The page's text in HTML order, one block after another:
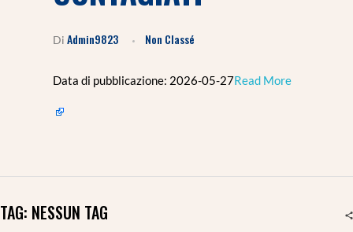
Di Admin9823 Non Classé
Data di pubblicazione: 2026-05-27​Read More
TAG: NESSUN TAG